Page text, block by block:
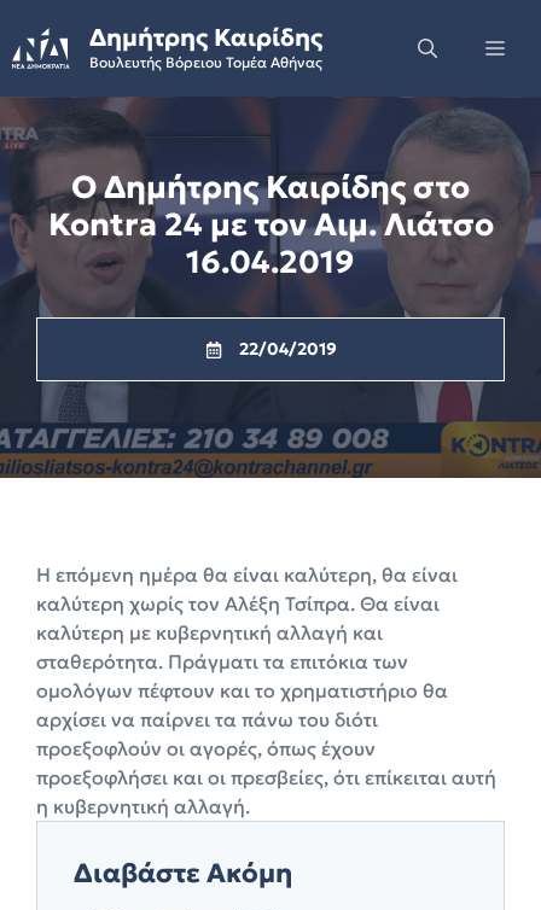
to
content
Δημήτρης Καιρίδης
Βουλευτής Βόρειου Τομέα Αθήνας
Ο Δημήτρης Καιρίδης στο
Kontra 24 με τον Αιμ. Λιάτσο
16.04.2019
22/04/2019
Η επόμενη ημέρα θα είναι καλύτερη, θα είναι
καλύτερη χωρίς τον Αλέξη Τσίπρα. Θα είναι
καλύτερη με κυβερνητική αλλαγή και
σταθερότητα. Πράγματι τα επιτόκια των
ομολόγων πέφτουν και το χρηματιστήριο θα
αρχίσει να παίρνει τα πάνω του διότι
προεξοφλούν οι αγορές, όπως έχουν
προεξοφλήσει και οι πρεσβείες, ότι επίκειται αυτή
η κυβερνητική αλλαγή.
Διαβάστε Ακόμη